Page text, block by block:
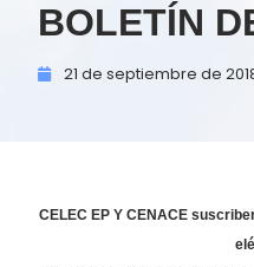
BOLETÍN
21 de septiembre de
CELEC EP Y CENACE